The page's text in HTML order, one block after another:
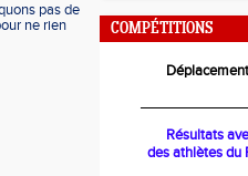
pas de
ne rien
COMPÉTITIONS
Résultats
des athlètes du